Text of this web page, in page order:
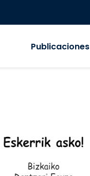
Publicaciones